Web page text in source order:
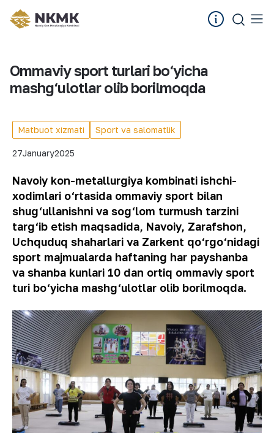
Ommaviy sport turlari bo‘yicha
mashg‘ulotlar olib borilmoqda
Matbuot xizmati Sport va salomatlik
27January2025
Navoiy kon-metallurgiya kombinati ishchi-
xodimlari o‘rtasida ommaviy sport bilan
shug‘ullanishni va sog‘lom turmush tarzini
targ‘ib etish maqsadida, Navoiy, Zarafshon,
Uchquduq shaharlari va Zarkent qo‘rgo‘nidagi
sport majmualarda haftaning har payshanba
va shanba kunlari 10 dan ortiq ommaviy sport
turi bo‘yicha mashg‘ulotlar olib borilmoqda.